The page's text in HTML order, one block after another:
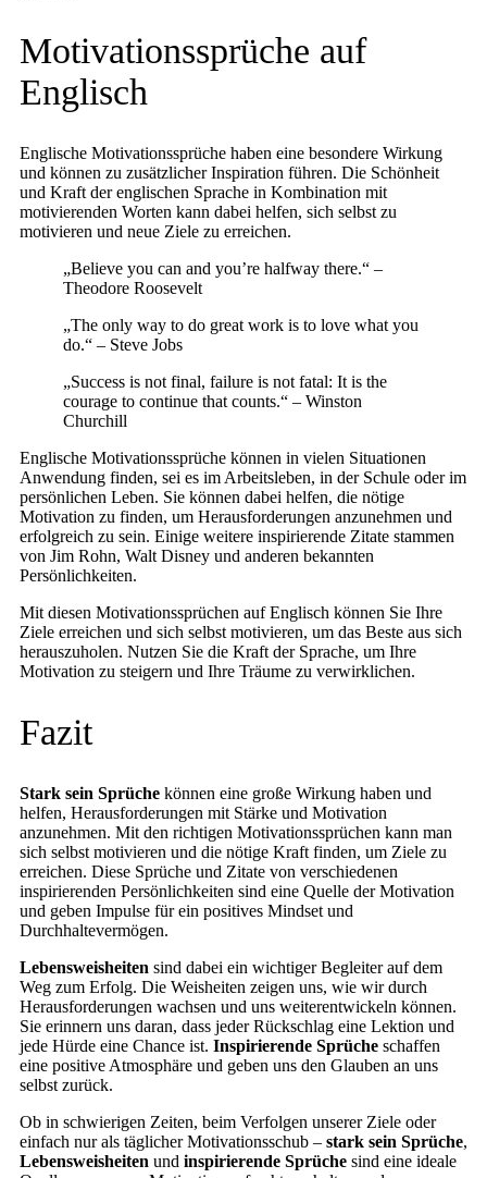
Motivationssprüche auf
Englisch
Englische Motivationssprüche haben eine besondere Wirkung
und können zu zusätzlicher Inspiration führen. Die Schönheit
und Kraft der englischen Sprache in Kombination mit
motivierenden Worten kann dabei helfen, sich selbst zu
motivieren und neue Ziele zu erreichen.
„Believe you can and you’re halfway there.“ –
Theodore Roosevelt
„The only way to do great work is to love what you
do.“ – Steve Jobs
„Success is not final, failure is not fatal: It is the
courage to continue that counts.“ – Winston
Churchill
Englische Motivationssprüche können in vielen Situationen
Anwendung finden, sei es im Arbeitsleben, in der Schule oder im
persönlichen Leben. Sie können dabei helfen, die nötige
Motivation zu finden, um Herausforderungen anzunehmen und
erfolgreich zu sein. Einige weitere inspirierende Zitate stammen
von Jim Rohn, Walt Disney und anderen bekannten
Persönlichkeiten.
Mit diesen Motivationssprüchen auf Englisch können Sie Ihre
Ziele erreichen und sich selbst motivieren, um das Beste aus sich
herauszuholen. Nutzen Sie die Kraft der Sprache, um Ihre
Motivation zu steigern und Ihre Träume zu verwirklichen.
Fazit
Stark sein Sprüche können eine große Wirkung haben und
helfen, Herausforderungen mit Stärke und Motivation
anzunehmen. Mit den richtigen Motivationssprüchen kann man
sich selbst motivieren und die nötige Kraft finden, um Ziele zu
erreichen. Diese Sprüche und Zitate von verschiedenen
inspirierenden Persönlichkeiten sind eine Quelle der Motivation
und geben Impulse für ein positives Mindset und
Durchhaltevermögen.
Lebensweisheiten sind dabei ein wichtiger Begleiter auf dem
Weg zum Erfolg. Die Weisheiten zeigen uns, wie wir durch
Herausforderungen wachsen und uns weiterentwickeln können.
Sie erinnern uns daran, dass jeder Rückschlag eine Lektion und
jede Hürde eine Chance ist. Inspirierende Sprüche schaffen
eine positive Atmosphäre und geben uns den Glauben an uns
selbst zurück.
Ob in schwierigen Zeiten, beim Verfolgen unserer Ziele oder
einfach nur als täglicher Motivationsschub – stark sein Sprüche,
Lebensweisheiten und inspirierende Sprüche sind eine ideale